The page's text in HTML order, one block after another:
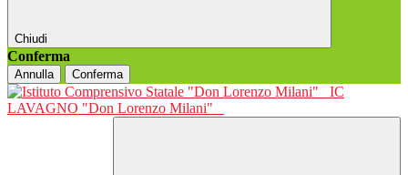
Chiudi
Conferma
Annulla Conferma
IC
LAVAGNO "Don Lorenzo Milani"